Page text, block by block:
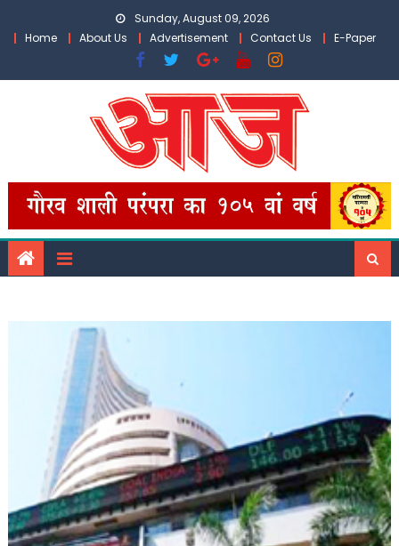
Sunday, August 09, 2026
Home
About Us Advertisement Contact Us E-Paper